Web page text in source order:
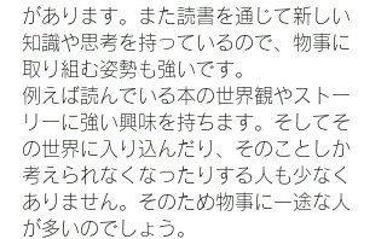
があります。また読書を通じて新しい
知識や思考を持っているので、物事に
取り組む姿勢も強いです。
例えば読んでいる本の世界観やストー
リーに強い興味を持ちます。そしてそ
の世界に入り込んだり、そのことしか
考えられなくなったりする人も少なく
ありません。そのため物事に一途な人
が多いのでしょう。